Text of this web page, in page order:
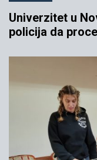
Univerzitet u
policija da